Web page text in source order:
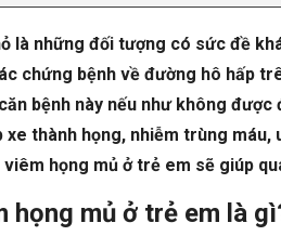
là những đối tượng có sức đề
chứng bệnh về đường hô hấp
bệnh này nếu như không
xe thành họng, nhiễm trùng
họng mủ ở trẻ em sẽ giúp
họng mủ ở trẻ em là